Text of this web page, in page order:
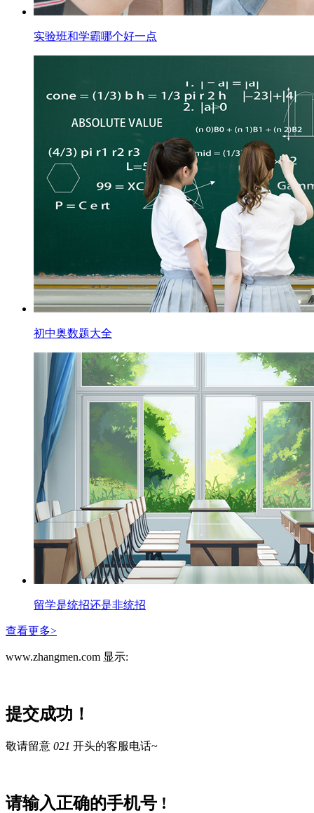
实验班和学霸哪个好一点
初中奥数题大全
留学是统招还是非统招
查看更多>
www.zhangmen.com 显示:
提交成功！
敬请留意 021 开头的客服电话~
请输入正确的手机号 !